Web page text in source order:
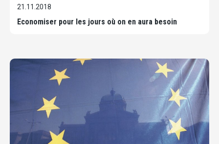
21.11.2018
Economiser pour les jours où on en aura besoin